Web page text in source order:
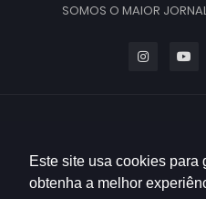
Este site usa cookies para
obtenha a melhor
SOMOS O MAIOR